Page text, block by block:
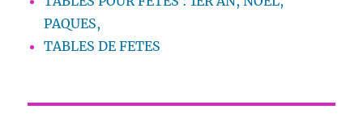
PAQUES,
TABLES DE FETES